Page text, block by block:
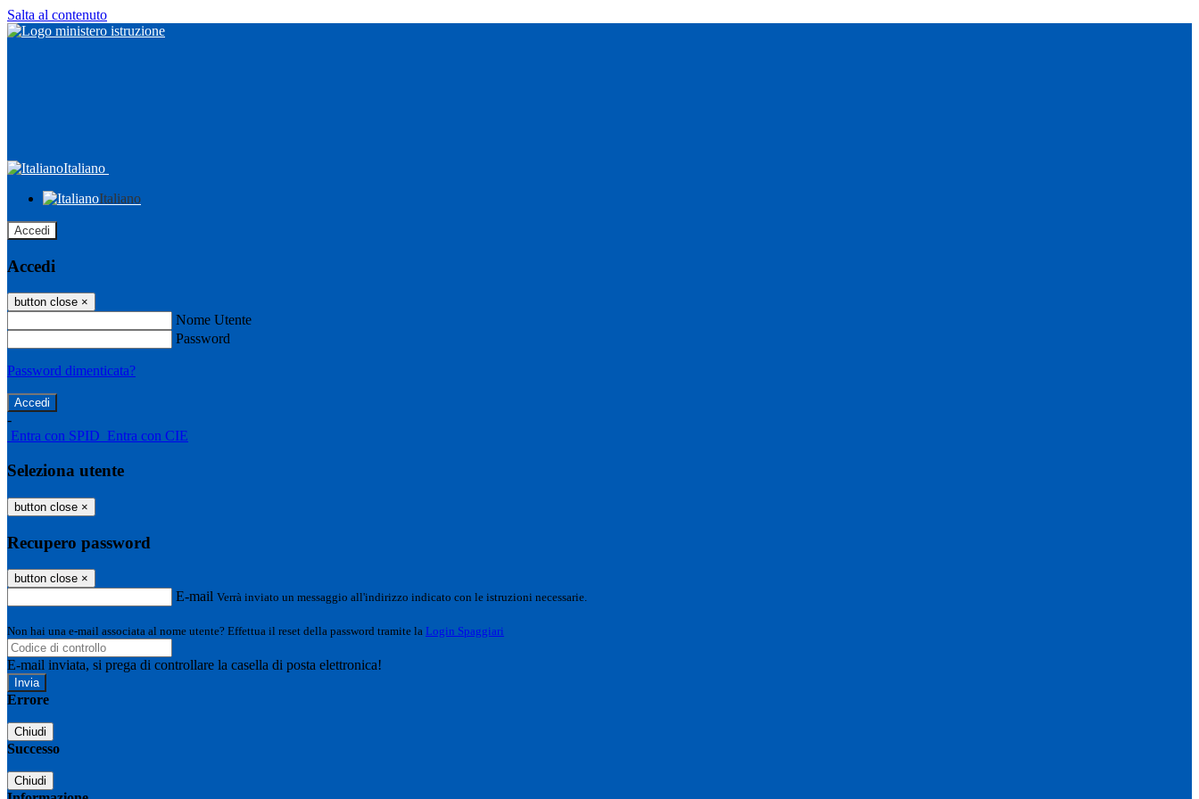
Salta al contenuto
Italiano
Italiano
Accedi
Accedi
button close ×
Nome Utente
Password
Password dimenticata?
-
Entra con SPID Entra con CIE
Seleziona utente
button close ×
Recupero password
button close ×
E-mail Verrà inviato un messaggio all'indirizzo indicato con le istruzioni necessarie.
Non hai una e-mail associata al nome utente? Effettua il reset della password tramite la Login Spaggiari
E-mail inviata, si prega di controllare la casella di posta elettronica!
Errore
Chiudi
Successo
Chiudi